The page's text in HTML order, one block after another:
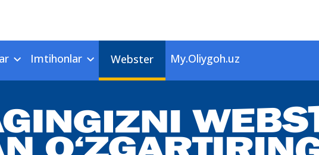
Imtihonlar Webster My.Oliygoh.uz